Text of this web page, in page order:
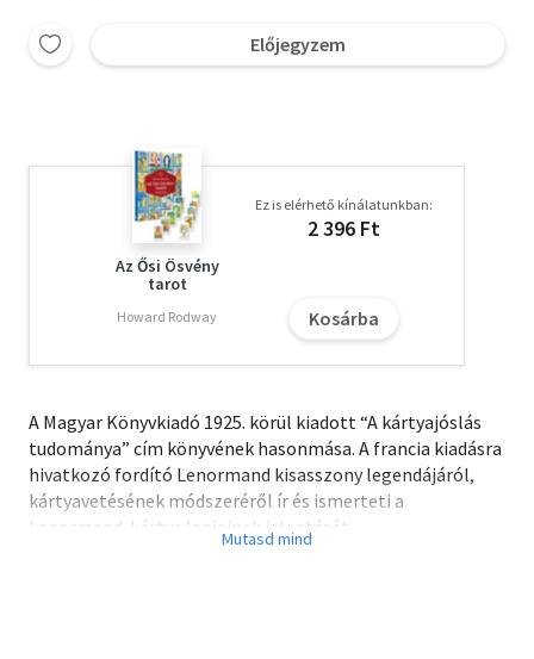
Előjegyzem
Az Ősi Ösvény
tarot
Howard Rodway
Ez is elérhető kínálatunkban:
2 396 Ft
Kosárba
A Magyar Könyvkiadó 1925. körül kiadott “A kártyajóslás
tudománya” cím könyvének hasonmása. A francia kiadásra
hivatkozó fordító Lenormand kisasszony legendájáról,
kártyavetésének módszeréről ír és ismerteti a
Lenormand-kártya lapjainak jelentését.